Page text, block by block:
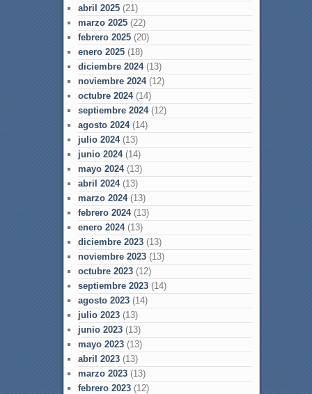
abril 2025(21)
marzo 2025(22)
febrero 2025(20)
enero 2025(18)
diciembre 2024(13)
noviembre 2024(12)
octubre 2024(14)
septiembre 2024(12)
agosto 2024(14)
julio 2024(13)
junio 2024(14)
mayo 2024(13)
abril 2024(13)
marzo 2024(13)
febrero 2024(13)
enero 2024(13)
diciembre 2023(13)
noviembre 2023(13)
octubre 2023(12)
septiembre 2023(14)
agosto 2023(14)
julio 2023(13)
junio 2023(13)
mayo 2023(13)
abril 2023(13)
marzo 2023(13)
febrero 2023(12)